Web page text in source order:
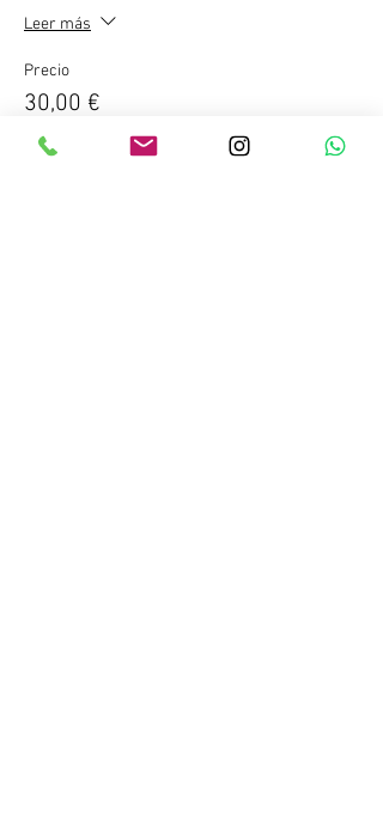
Leer más
Precio
30,00 €
IGIC incluido